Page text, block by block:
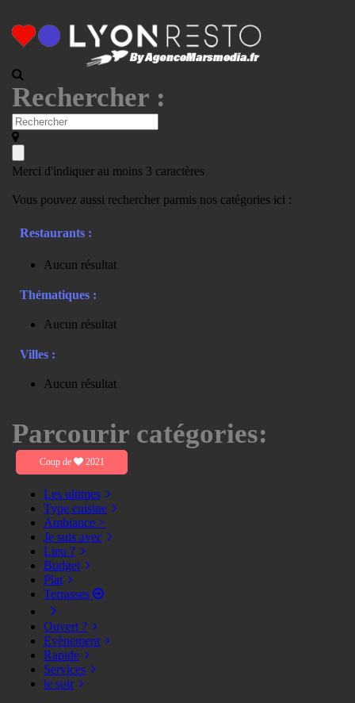
Rechercher :
Merci d'indiquer au moins 3 caractères
Vous pouvez aussi rechercher parmis nos catégories ici :
Restaurants :
Aucun résultat
Thématiques :
Aucun résultat
Villes :
Aucun résultat
Parcourir catégories:
Coup de 2021
Les ultimes
Type cuisine
Ambiance >
Je suis avec
Lieu ?
Budget
Plat
Terrasses
Ouvert ?
Evènement
Rapide
Services
le soir